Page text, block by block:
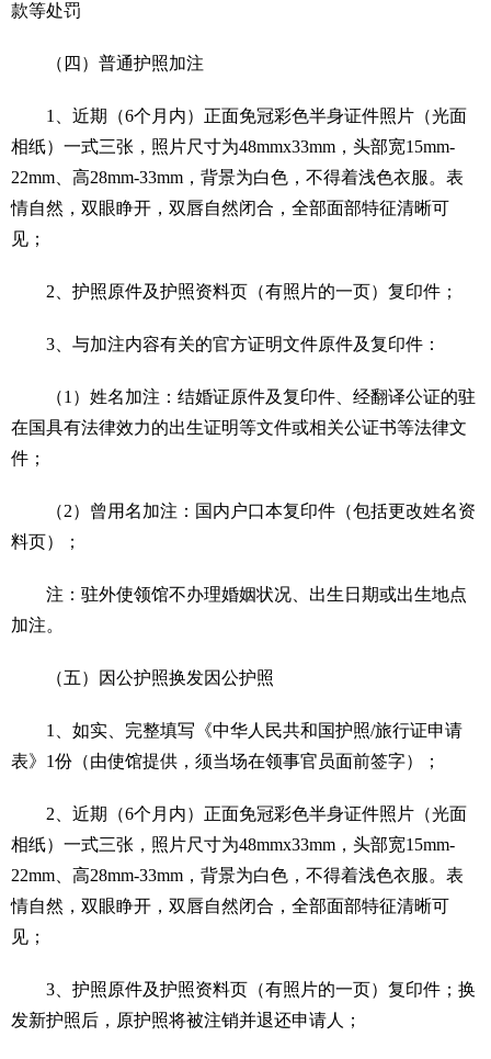
款等处罚
（四）普通护照加注
1、近期（6个月内）正面免冠彩色半身证件照片（光面
相纸）一式三张，照片尺寸为48mmx33mm，头部宽15mm-
22mm、高28mm-33mm，背景为白色，不得着浅色衣服。表
情自然，双眼睁开，双唇自然闭合，全部面部特征清晰可
见；
2、护照原件及护照资料页（有照片的一页）复印件；
3、与加注内容有关的官方证明文件原件及复印件：
（1）姓名加注：结婚证原件及复印件、经翻译公证的驻
在国具有法律效力的出生证明等文件或相关公证书等法律文
件；
（2）曾用名加注：国内户口本复印件（包括更改姓名资
料页）；
注：驻外使领馆不办理婚姻状况、出生日期或出生地点
加注。
（五）因公护照换发因公护照
1、如实、完整填写《中华人民共和国护照/旅行证申请
表》1份（由使馆提供，须当场在领事官员面前签字）；
2、近期（6个月内）正面免冠彩色半身证件照片（光面
相纸）一式三张，照片尺寸为48mmx33mm，头部宽15mm-
22mm、高28mm-33mm，背景为白色，不得着浅色衣服。表
情自然，双眼睁开，双唇自然闭合，全部面部特征清晰可
见；
3、护照原件及护照资料页（有照片的一页）复印件；换
发新护照后，原护照将被注销并退还申请人；